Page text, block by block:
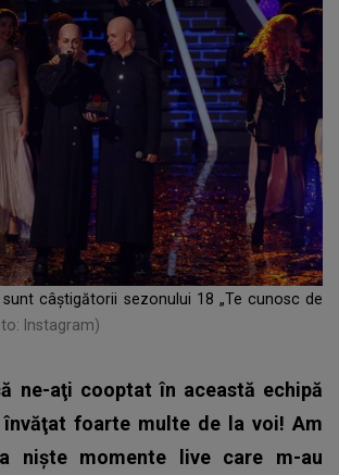
sunt câștigătorii sezonului 18 „Te cunosc de
Instagram)
ne-aţi cooptat în această echipă
învăţat foarte multe de la voi! Am
nişte momente live care m-au